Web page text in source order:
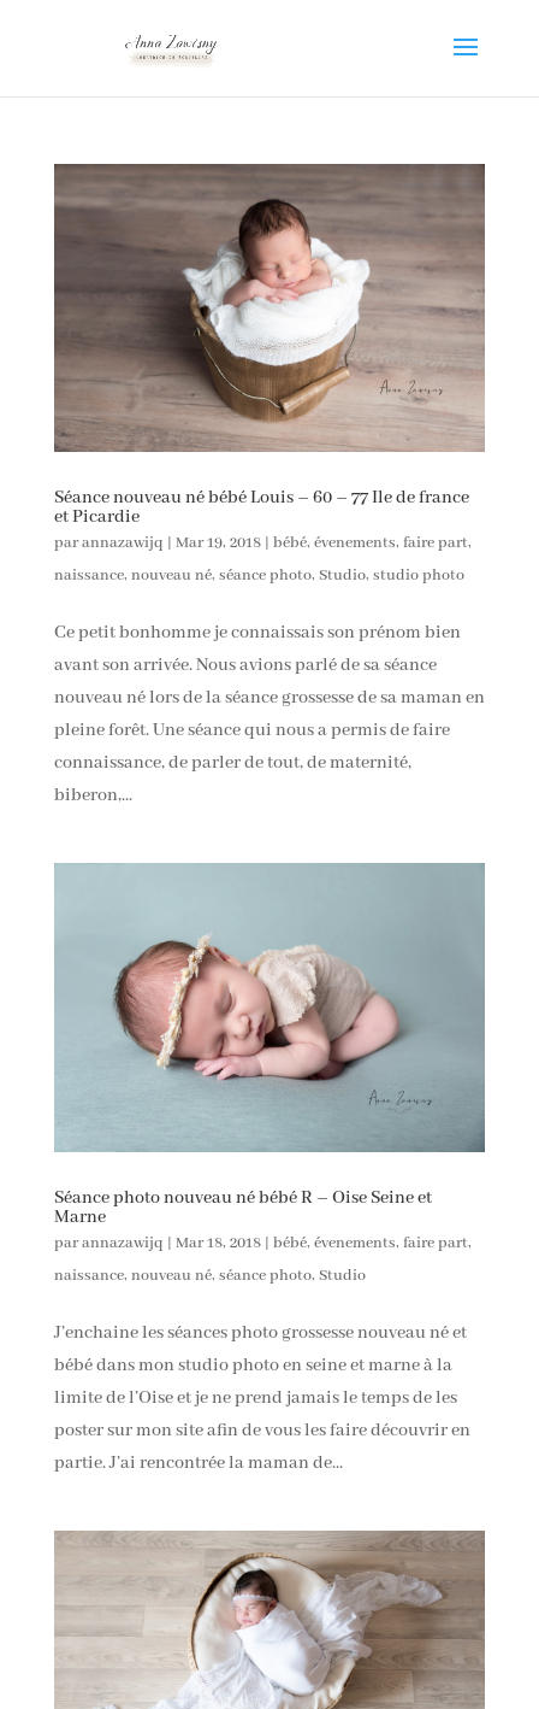
Séance nouveau né bébé Louis – 60 – 77 Ile de france
et Picardie
parannazawijq | Mar 19, 2018| bébé, évenements, faire part,
naissance, nouveau né, séance photo, Studio, studio photo
Ce petit bonhomme je connaissais son prénom bien
avant son arrivée. Nous avions parlé de sa séance
nouveau né lors de la séance grossesse de sa maman en
pleine forêt. Une séance qui nous a permis de faire
connaissance, de parler de tout, de maternité,
biberon,...
Séance photo nouveau né bébé R – Oise Seine et
Marne
parannazawijq | Mar 18, 2018| bébé, évenements, faire part,
naissance, nouveau né, séance photo, Studio
J’enchaine les séances photo grossesse nouveau né et
bébé dans mon studio photo en seine et marne à la
limite de l’Oise et je ne prend jamais le temps de les
poster sur mon site afin de vous les faire découvrir en
partie. J’ai rencontrée la maman de...